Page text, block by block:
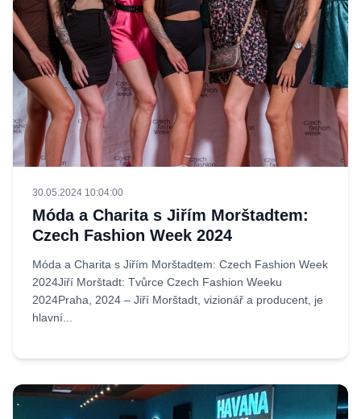
30.05.2024 10:04:00
Móda a Charita s Jiřím Morštadtem:
Czech Fashion Week 2024
Móda a Charita s Jiřím Morštadtem: Czech Fashion Week
2024Jiří Morštadt: Tvůrce Czech Fashion Weeku
2024Praha, 2024 – Jiří Morštadt, vizionář a producent, je
hlavní...